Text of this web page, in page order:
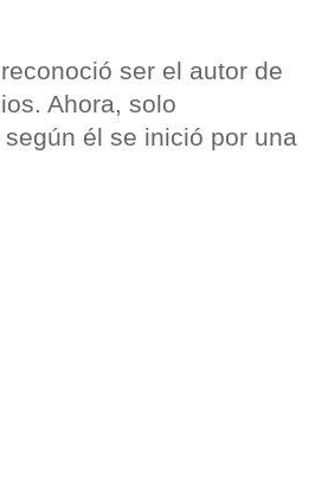
ser el autor de
Ahora, solo
él se inició por una